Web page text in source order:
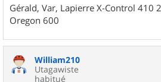
Gérald, Var, Lapierre X-Control 410
Oregon 600
William210
Utagawiste
habitué